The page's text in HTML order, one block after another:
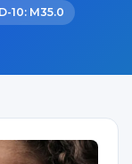
10: M35.0